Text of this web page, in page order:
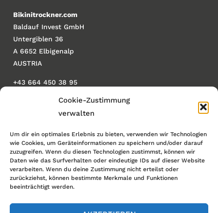
Cookie-Zustimmung
verwalten
Um dir ein optimales Erlebnis zu bieten, verwenden wir Technologien
wie Cookies, um Geräteinformationen zu speichern und/oder darauf
zuzugreifen. Wenn du diesen Technologien zustimmst, können wir
Daten wie das Surfverhalten oder eindeutige IDs auf dieser Website
verarbeiten. Wenn du deine Zustimmung nicht erteilst oder
zurückziehst, können bestimmte Merkmale und Funktionen
beeinträchtigt werden.
Bikinitrockner.com
Baldauf Invest GmbH
Untergiblen 36
A 6652 Elbigenalp
AUSTRIA
+43 664 450 38 95
UID: ATU80456169
WICHTIG
Impressum
Datenschutzerklärung